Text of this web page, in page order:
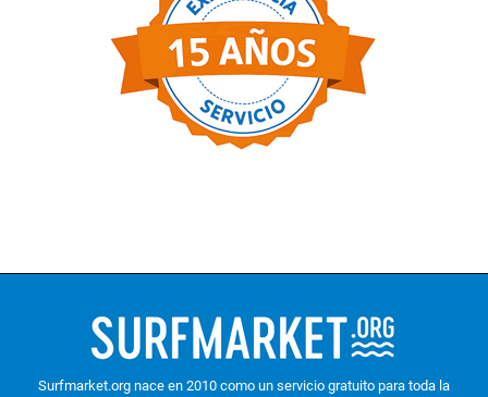
Surfmarket.org nace en 2010 como un servicio gratuito para toda la